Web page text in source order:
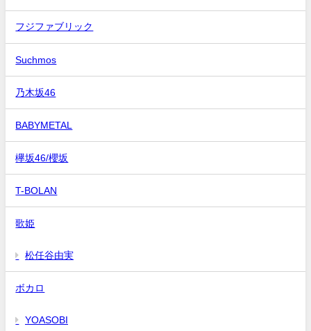
フジファブリック
Suchmos
乃木坂46
BABYMETAL
欅坂46/櫻坂
T-BOLAN
歌姫
松任谷由実
ボカロ
YOASOBI